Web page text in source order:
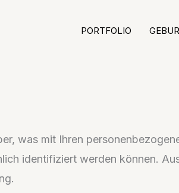
PORTFOLIO
was mit Ihren
identifiziert werden können.